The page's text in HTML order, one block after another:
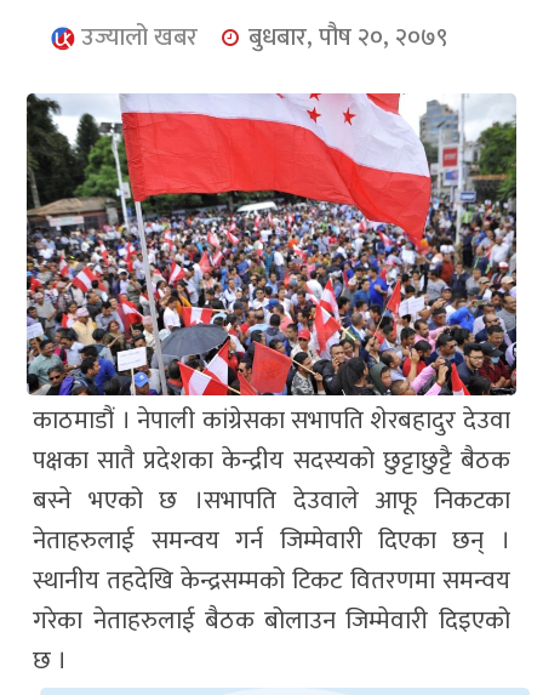
प्रबास
युनिकोड
उज्यालो खबर बुधबार, पौष २०, २०७९
काठमाडौं । नेपाली कांग्रेसका सभापति शेरबहादुर देउवा
पक्षका सातै प्रदेशका केन्द्रीय सदस्यको छुट्टाछुट्टै बैठक
बस्ने भएको छ ।सभापति देउवाले आफू निकटका
नेताहरुलाई समन्वय गर्न जिम्मेवारी दिएका छन् ।
स्थानीय तहदेखि केन्द्रसम्मको टिकट वितरणमा समन्वय
गरेका नेताहरुलाई बैठक बोलाउन जिम्मेवारी दिइएको
छ ।